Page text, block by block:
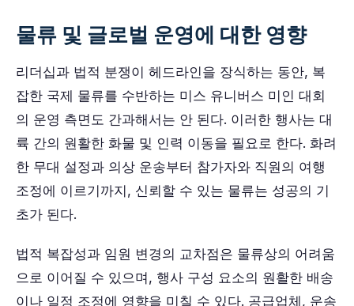
물류 및 글로벌 운영에 대한 영향
리더십과 법적 분쟁이 헤드라인을 장식하는 동안, 복
잡한 국제 물류를 수반하는 미스 유니버스 미인 대회
의 운영 측면도 간과해서는 안 된다. 이러한 행사는 대
륙 간의 원활한 화물 및 인력 이동을 필요로 한다. 화려
한 무대 설정과 의상 운송부터 참가자와 직원의 여행
조정에 이르기까지, 신뢰할 수 있는 물류는 성공의 기
초가 된다.
법적 복잡성과 임원 변경의 교차점은 물류상의 어려움
으로 이어질 수 있으며, 행사 구성 요소의 원활한 배송
이나 일정 조정에 영향을 미칠 수 있다. 공급업체, 운송